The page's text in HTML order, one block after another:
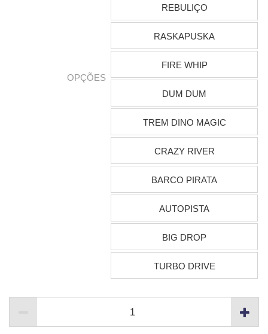
OPÇÕES
REBULIÇO
RASKAPUSKA
FIRE WHIP
DUM DUM
TREM DINO MAGIC
CRAZY RIVER
BARCO PIRATA
AUTOPISTA
BIG DROP
TURBO DRIVE